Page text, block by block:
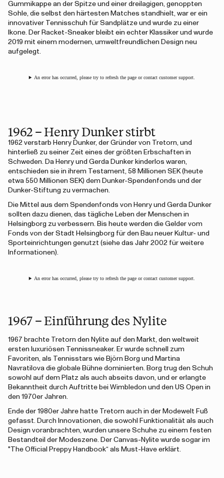
Gummikappe an der Spitze und einer dreilagigen, genoppten
Sohle, die selbst den härtesten Matches standhielt, war er ein
innovativer Tennisschuh für Sandplätze und wurde zu einer
Ikone. Der Racket-Sneaker bleibt ein echter Klassiker und wurde
2019 mit einem modernen, umweltfreundlichen Design neu
aufgelegt.
An error has occurred, please try to refresh the page or contact customer support.
1962 – Henry Dunker stirbt
1962 verstarb Henry Dunker, der Gründer von Tretorn, und
hinterließ zu seiner Zeit eines der größten Erbschaften in
Schweden. Da Henry und Gerda Dunker kinderlos waren,
entschieden sie in ihrem Testament, 58 Millionen SEK (heute
etwa 550 Millionen SEK) dem Dunker-Spendenfonds und der
Dunker-Stiftung zu vermachen.
Die Mittel aus dem Spendenfonds von Henry und Gerda Dunker
sollten dazu dienen, das tägliche Leben der Menschen in
Helsingborg zu verbessern. Bis heute werden die Gelder vom
Fonds von der Stadt Helsingborg für den Bau neuer Kultur- und
Sporteinrichtungen genutzt (siehe das Jahr 2002 für weitere
Informationen).
An error has occurred, please try to refresh the page or contact customer support.
1967 – Einführung des Nylite
1967 brachte Tretorn den Nylite auf den Markt, den weltweit
ersten luxuriösen Tennissneaker. Er wurde schnell zum
Favoriten, als Tennisstars wie Björn Borg und Martina
Navratilova die globale Bühne dominierten. Borg trug den Schuh
sowohl auf dem Platz als auch abseits davon, und er erlangte
Bekanntheit durch Auftritte bei Wimbledon und den US Open in
den 1970er Jahren.
Ende der 1980er Jahre hatte Tretorn auch in der Modewelt Fuß
gefasst. Durch Innovationen, die sowohl Funktionalität als auch
Design voranbrachten, wurden unsere Schuhe zu einem festen
Bestandteil der Modeszene. Der Canvas-Nylite wurde sogar im
"The Official Preppy Handbook“ als Must-Have erklärt.